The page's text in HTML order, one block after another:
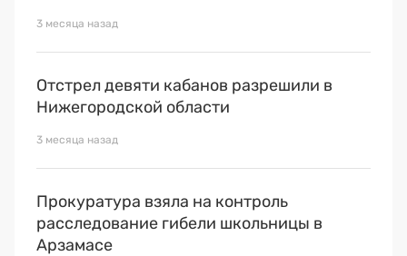
3 месяца назад
Отстрел девяти кабанов разрешили в
Нижегородской области
3 месяца назад
Прокуратура взяла на контроль
расследование гибели школьницы в
Арзамасе